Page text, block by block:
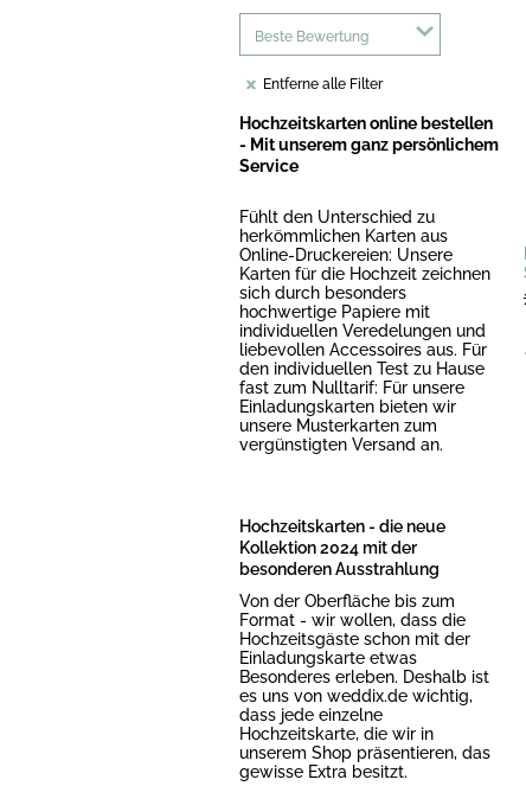
Beste Bewertung
Entferne alle Filter
Hochzeitskarten online bestellen
- Mit unserem ganz persönlichem
Service
Fühlt den Unterschied zu
herkömmlichen Karten aus
Online-Druckereien: Unsere
Karten für die Hochzeit zeichnen
sich durch besonders
hochwertige Papiere mit
individuellen Veredelungen und
liebevollen Accessoires aus. Für
den individuellen Test zu Hause
fast zum Nulltarif: Für unsere
Einladungskarten bieten wir
unsere Musterkarten zum
vergünstigten Versand an.
Hochzeitskarten - die neue
Kollektion 2024 mit der
besonderen Ausstrahlung
Von der Oberfläche bis zum
Format - wir wollen, dass die
Hochzeitsgäste schon mit der
Einladungskarte etwas
Besonderes erleben. Deshalb ist
es uns von weddix.de wichtig,
dass jede einzelne
Hochzeitskarte, die wir in
unserem Shop präsentieren, das
gewisse Extra besitzt.